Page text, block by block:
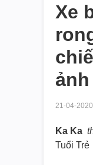
Xe
21-04-2020
Ka Ka
Tuổi Trẻ